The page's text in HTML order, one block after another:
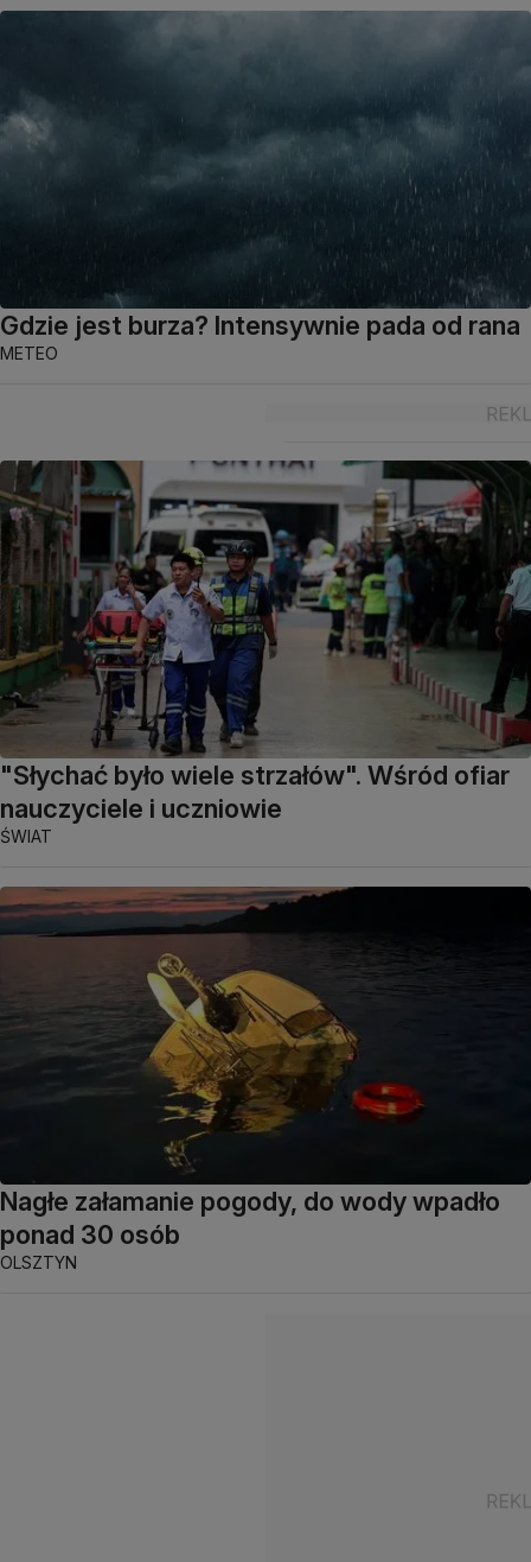
Gdzie jest burza? Intensywnie pada od rana
METEO
"Słychać było wiele strzałów". Wśród ofiar
nauczyciele i uczniowie
ŚWIAT
Nagłe załamanie pogody, do wody wpadło
ponad 30 osób
OLSZTYN